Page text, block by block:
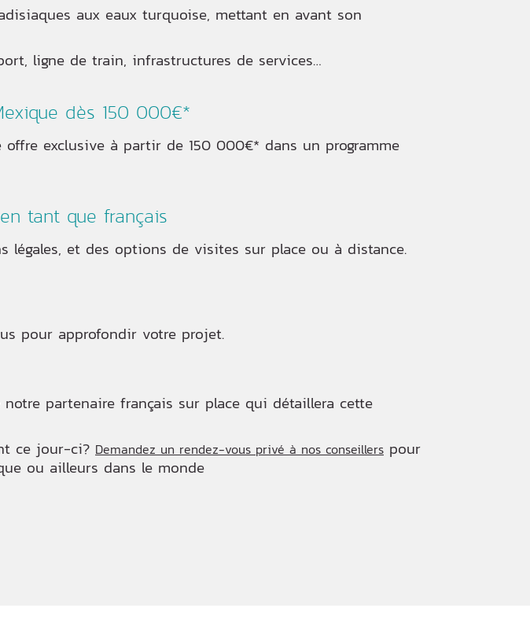
aux eaux turquoise, mettant en avant son
ligne de train, infrastructures de services…
dès 150 000€*
exclusive à partir de 150 000€* dans un programme
tant que français
légales, et des options de visites sur place ou à distance.
pour approfondir votre projet.
partenaire français sur place qui détaillera cette
ce jour-ci? Demandez un rendez-vous privé à nos conseillers pour
ou ailleurs dans le monde